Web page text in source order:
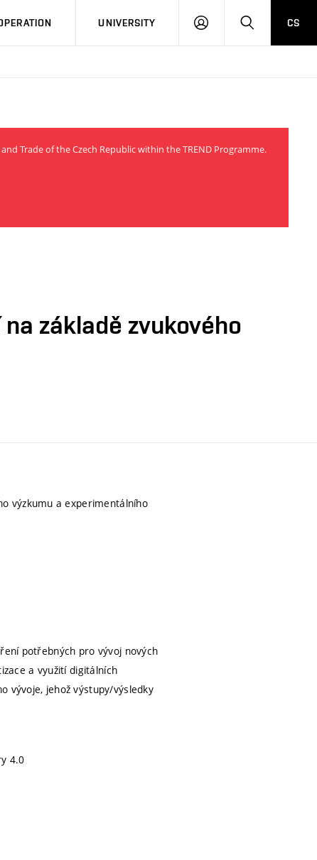
UNIVERSITY
LOG
SEARCHCS
Trade of the Czech Republic within the TREND Programme.
základě zvukového
výzkumu a experimentálního
potřebných pro vývoj nových
a využití digitálních
vývoje, jehož výstupy/výsledky
4.0